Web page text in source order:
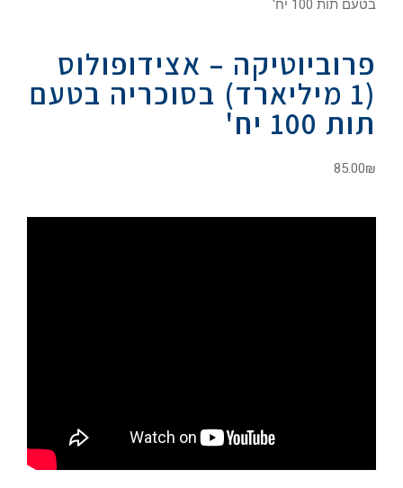
בטעם תות 100 יח'
פרוביוטיקה – אצידופולוס
(1 מיליארד) בסוכריה בטעם
תות 100 יח'
85.00₪